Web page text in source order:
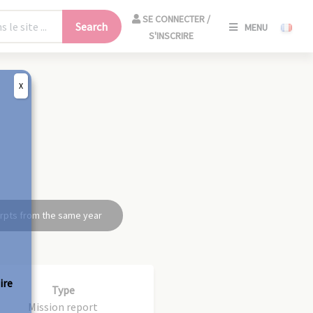
Search
SE CONNECTER /
S'INSCRIRE
MENU
from the same year
Type
Mission report
X